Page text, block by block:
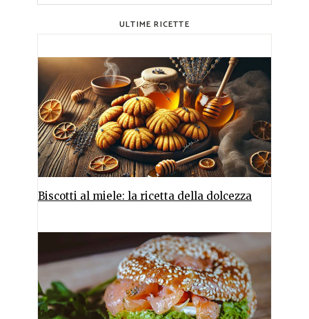
ULTIME RICETTE
Biscotti al miele: la ricetta della dolcezza